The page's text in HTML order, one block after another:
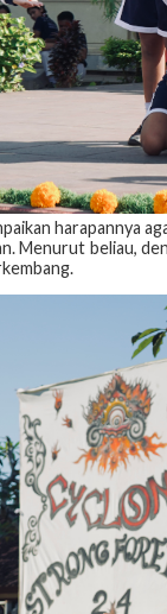
harapannya
Menurut beliau,